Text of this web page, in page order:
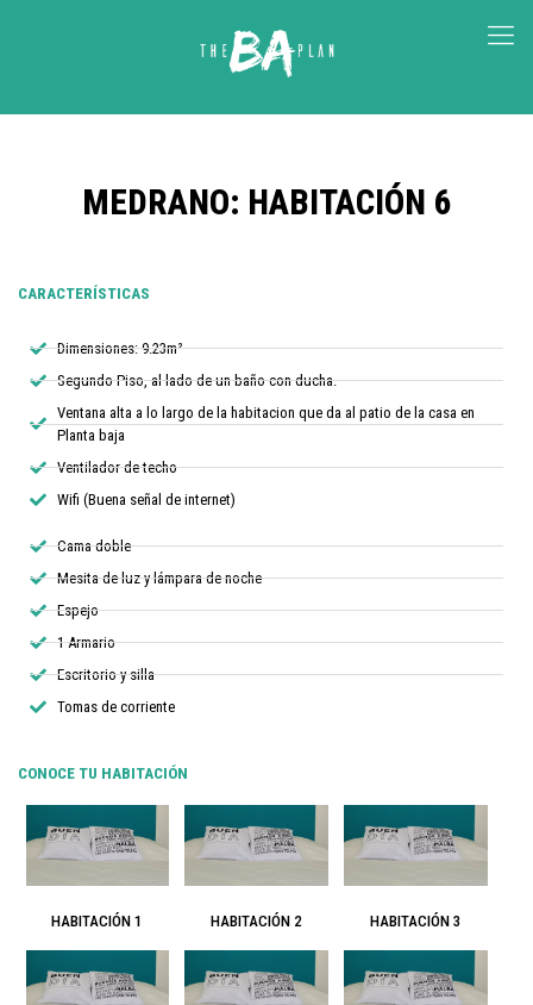
MEDRANO: HABITACIÓN 6
CARACTERÍSTICAS
Dimensiones: 9.23m²
Segundo Piso, al lado de un baño con ducha.
Ventana alta a lo largo de la habitacion que da al patio de la casa en
Planta baja
Ventilador de techo
Wifi (Buena señal de internet)
Cama doble
Mesita de luz y lámpara de noche
Espejo
1 Armario
Escritorio y silla
Tomas de corriente​
CONOCE TU HABITACIÓN
HABITACIÓN 1 HABITACIÓN 2 HABITACIÓN 3